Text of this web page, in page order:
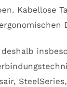
Kabellose